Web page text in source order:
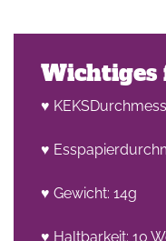
Wichtiges
♥
♥
♥ Gewicht: 14g
♥ Haltbarkeit: 10